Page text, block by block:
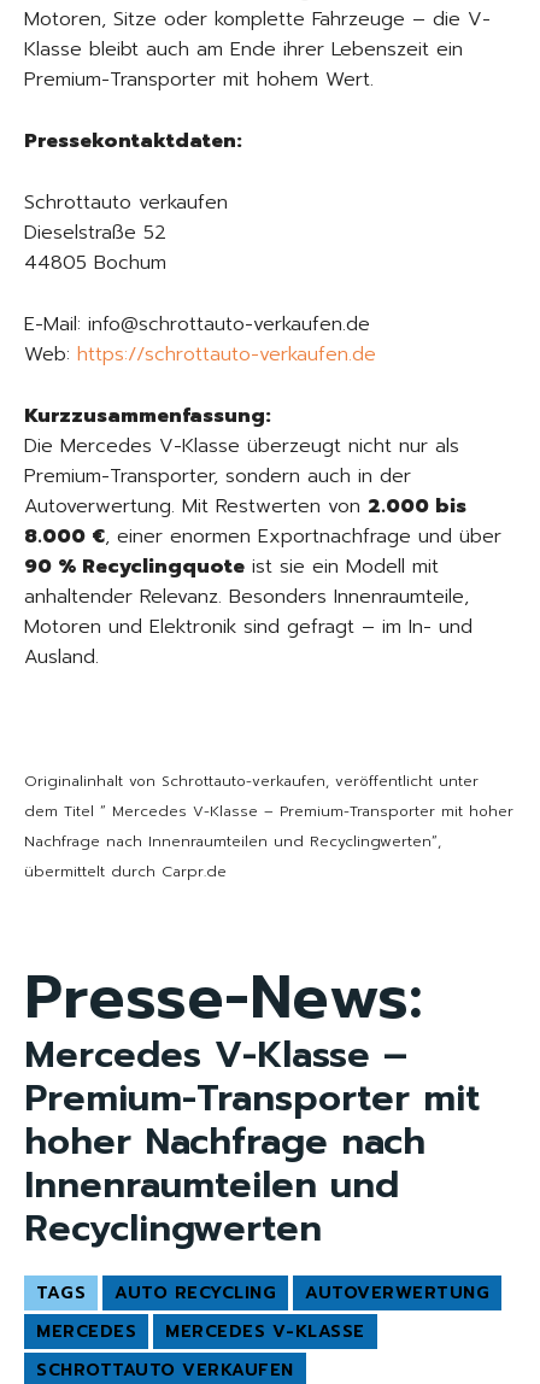
Motoren, Sitze oder komplette Fahrzeuge – die V-
Klasse bleibt auch am Ende ihrer Lebenszeit ein
Premium-Transporter mit hohem Wert.
Pressekontaktdaten:
Schrottauto verkaufen
Dieselstraße 52
44805 Bochum
E-Mail: info@schrottauto-verkaufen.de
Web: https://schrottauto-verkaufen.de
Kurzzusammenfassung:
Die Mercedes V-Klasse überzeugt nicht nur als
Premium-Transporter, sondern auch in der
Autoverwertung. Mit Restwerten von 2.000 bis
8.000 €, einer enormen Exportnachfrage und über
90 % Recyclingquote ist sie ein Modell mit
anhaltender Relevanz. Besonders Innenraumteile,
Motoren und Elektronik sind gefragt – im In- und
Ausland.
Originalinhalt von Schrottauto-verkaufen, veröffentlicht unter
dem Titel “ Mercedes V-Klasse – Premium-Transporter mit hoher
Nachfrage nach Innenraumteilen und Recyclingwerten“,
übermittelt durch Carpr.de
Presse-News:
Mercedes V-Klasse –
Premium-Transporter mit
hoher Nachfrage nach
Innenraumteilen und
Recyclingwerten
TAGS AUTO RECYCLING
AUTOVERWERTUNG
MERCEDES
MERCEDES V-KLASSE
SCHROTTAUTO VERKAUFEN